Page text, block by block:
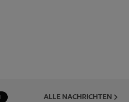
ALLE NACHRICHTEN